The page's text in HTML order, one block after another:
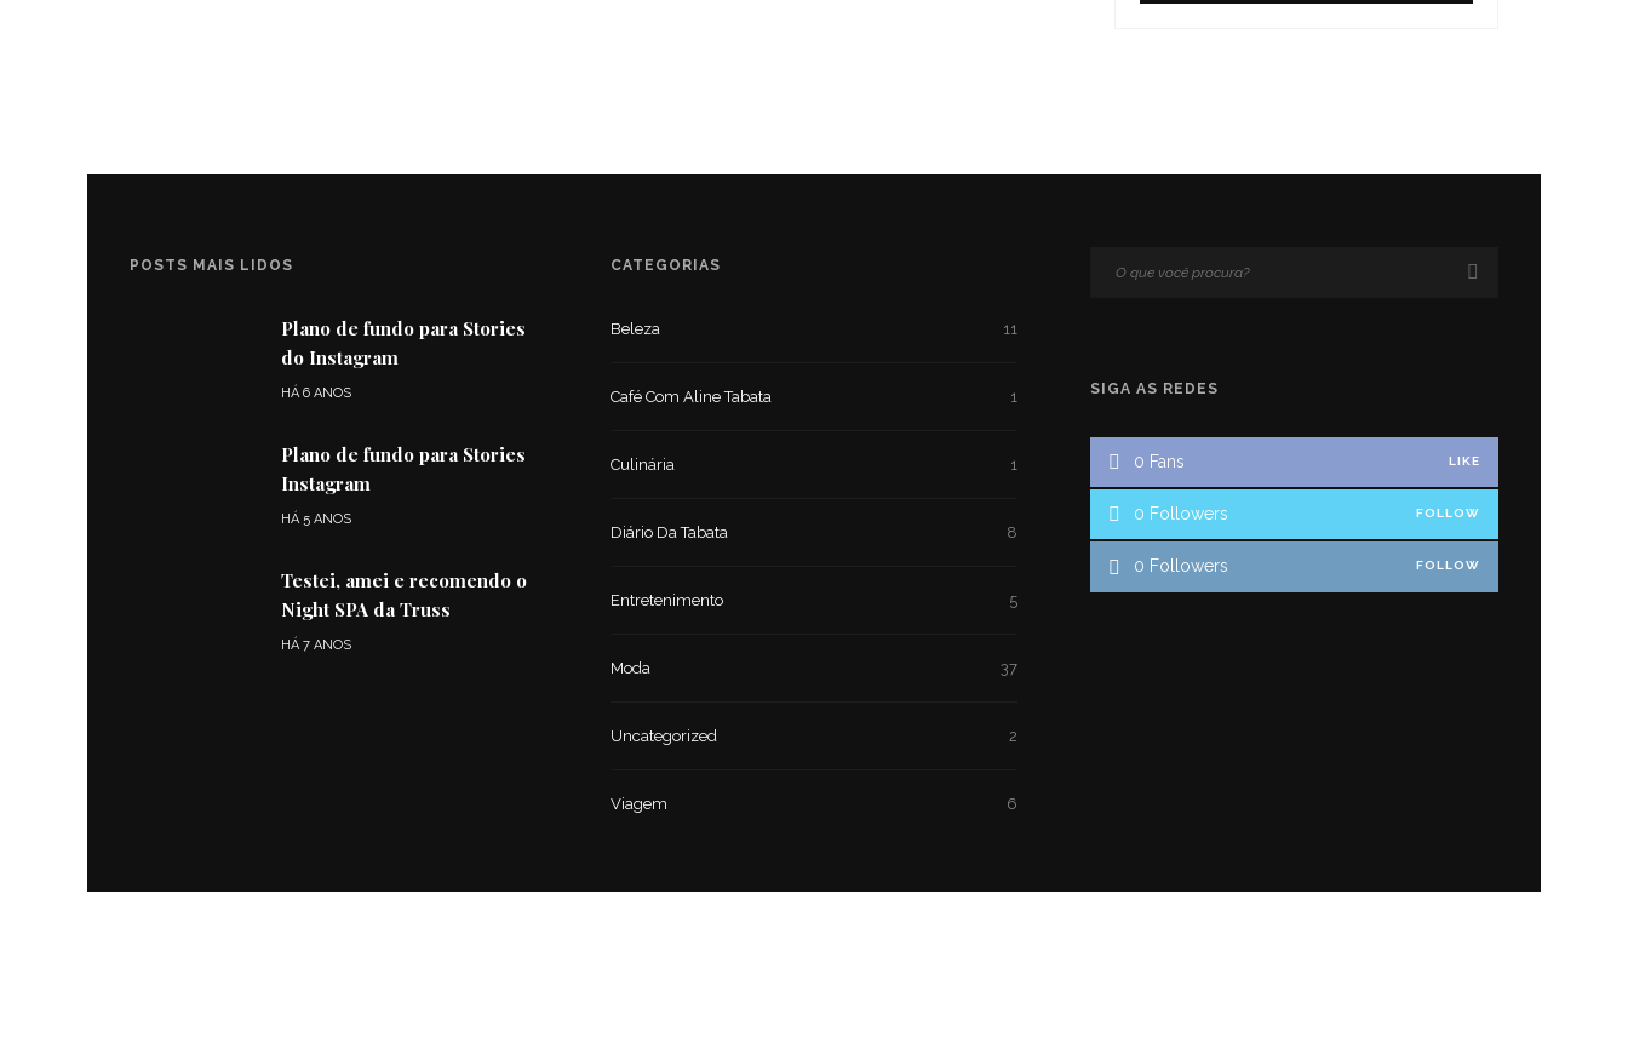
POSTS MAIS LIDOS
Plano de fundo para Stories
do Instagram
HÁ 6 ANOS
Plano de fundo para Stories
Instagram
HÁ 5 ANOS
Testei, amei e recomendo o
Night SPA da Truss
HÁ 7 ANOS
CATEGORIAS
Beleza 11
Café Com Aline Tabata 1
Culinária 1
Diário Da Tabata 8
Entretenimento 5
Moda 37
Uncategorized 2
Viagem 6
SIGA AS REDES
0 Fans LIKE
0 Followers FOLLOW
0 Followers FOLLOW